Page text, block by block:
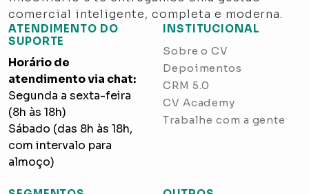
comercial inteligente, completa e moderna.
INSTITUCIONAL
Sobre o CV
Depoimentos
CRM 5.0
CV Academy
Trabalhe com a gente
ATENDIMENTO DO
SUPORTE
Horário de
atendimento via chat:
Segunda a sexta-feira
(8h às 18h)
Sábado (das 8h às 18h,
com intervalo para
almoço)